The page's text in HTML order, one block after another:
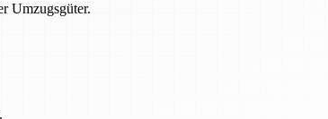
Umzugsgüter.